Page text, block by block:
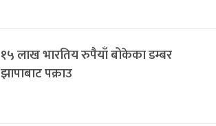
१५ लाख भारतिय रुपैयाँ बोकेका डम्बर
झापाबाट पक्राउ